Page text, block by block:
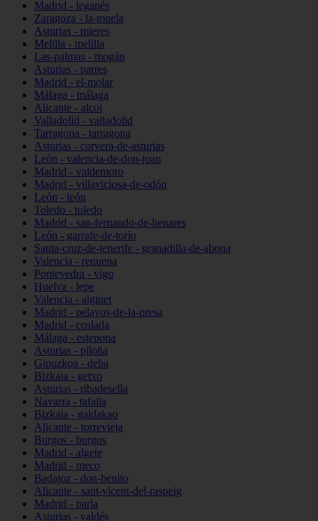
Madrid - leganés
Zaragoza - la-muela
Asturias - mieres
Melilla - melilla
Las-palmas - mogán
Asturias - parres
Madrid - el-molar
Málaga - málaga
Alicante - alcoi
Valladolid - valladolid
Tarragona - tarragona
Asturias - corvera-de-asturias
León - valencia-de-don-juan
Madrid - valdemoro
Madrid - villaviciosa-de-odón
León - león
Toledo - toledo
Madrid - san-fernando-de-henares
León - garrafe-de-torío
Santa-cruz-de-tenerife - granadilla-de-abona
Valencia - requena
Pontevedra - vigo
Huelva - lepe
Valencia - alginet
Madrid - pelayos-de-la-presa
Madrid - coslada
Málaga - estepona
Asturias - piloña
Gipuzkoa - deba
Bizkaia - getxo
Asturias - ribadesella
Navarra - tafalla
Bizkaia - galdakao
Alicante - torrevieja
Burgos - burgos
Madrid - algete
Madrid - meco
Badajoz - don-benito
Alicante - sant-vicent-del-raspeig
Madrid - parla
Asturias - valdés